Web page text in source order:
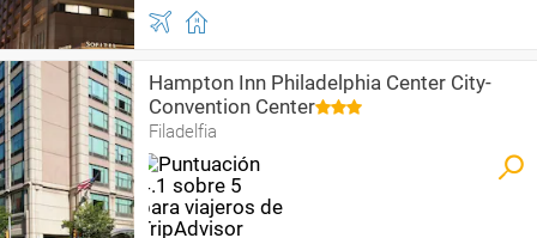
Hampton Inn Philadelphia Center City-
Convention Center
Filadelfia